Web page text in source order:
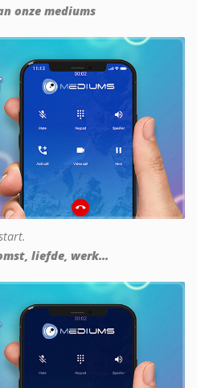
onze mediums
liefde, werk...